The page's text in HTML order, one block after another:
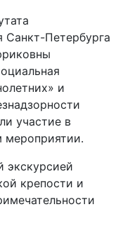
Санкт-Петербурга
и
участие в
мероприятии.
экскурсией
крепости и